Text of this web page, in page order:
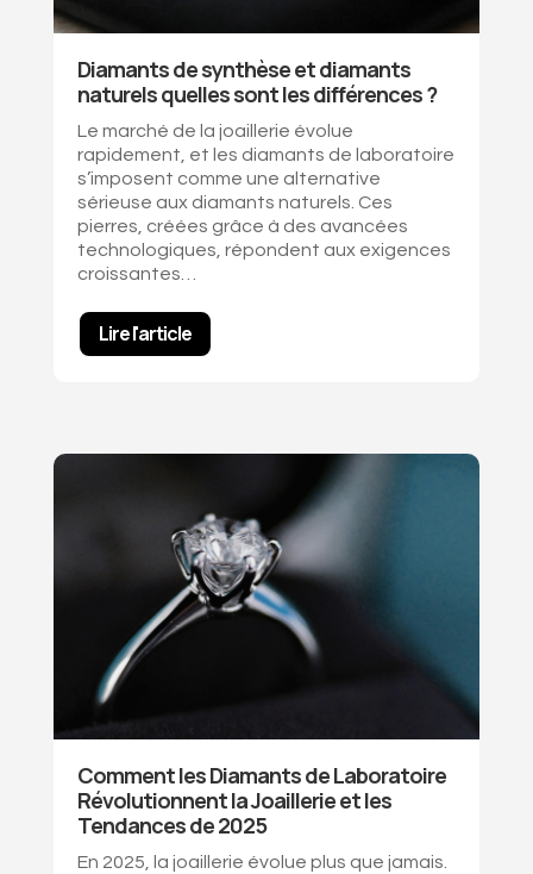
Diamants de synthèse et diamants
naturels quelles sont les différences ?
Le marché de la joaillerie évolue
rapidement, et les diamants de laboratoire
s’imposent comme une alternative
sérieuse aux diamants naturels. Ces
pierres, créées grâce à des avancées
technologiques, répondent aux exigences
croissantes…
Lire l'article
Comment les Diamants de Laboratoire
Révolutionnent la Joaillerie et les
Tendances de 2025
En 2025, la joaillerie évolue plus que jamais.